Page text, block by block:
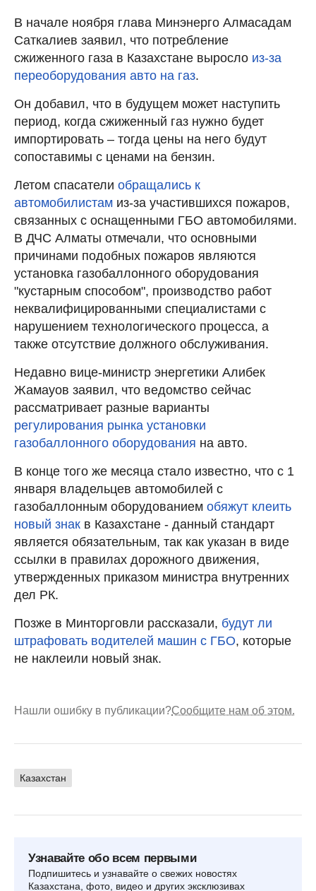
В начале ноября глава Минэнерго Алмасадам
Саткалиев заявил, что потребление
сжиженного газа в Казахстане выросло из-за
переоборудования авто на газ.
Он добавил, что в будущем может наступить
период, когда сжиженный газ нужно будет
импортировать – тогда цены на него будут
сопоставимы с ценами на бензин.
Летом спасатели обращались к
автомобилистам из-за участившихся пожаров,
связанных с оснащенными ГБО автомобилями.
В ДЧС Алматы отмечали, что основными
причинами подобных пожаров являются
установка газобаллонного оборудования
"кустарным способом", производство работ
неквалифицированными специалистами с
нарушением технологического процесса, а
также отсутствие должного обслуживания.
Недавно вице-министр энергетики Алибек
Жамауов заявил, что ведомство сейчас
рассматривает разные варианты
регулирования рынка установки
газобаллонного оборудования на авто.
В конце того же месяца стало известно, что с 1
января владельцев автомобилей с
газобаллонным оборудованием обяжут клеить
новый знак в Казахстане - данный стандарт
является обязательным, так как указан в виде
ссылки в правилах дорожного движения,
утвержденных приказом министра внутренних
дел РК.
Позже в Минторговли рассказали, будут ли
штрафовать водителей машин с ГБО, которые
не наклеили новый знак.
Нашли ошибку в публикации?Сообщите нам об этом.
Казахстан
Узнавайте обо всем первыми
Подпишитесь и узнавайте о свежих новостях
Казахстана, фото, видео и других эксклюзивах